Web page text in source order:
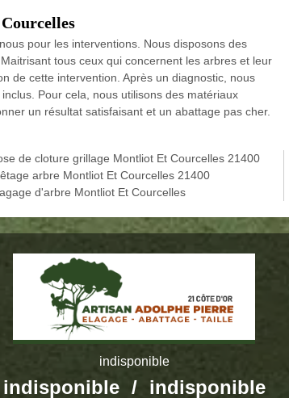
pour les interventions. Nous disposons des
tous ceux qui concernent les arbres et leur
de cette intervention. Après un diagnostic, nous
Pour cela, nous utilisons des matériaux
un résultat satisfaisant et un abattage pas cher.
de cloture grillage Montliot Et Courcelles 21400
arbre Montliot Et Courcelles 21400
d'arbre Montliot Et Courcelles
indisponible
indisponible / indisponible